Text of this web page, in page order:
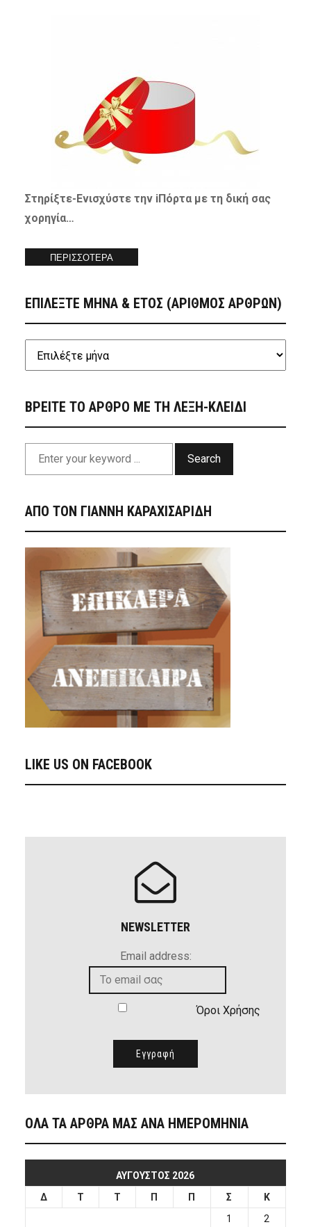
Στηρίξτε-Ενισχύστετην iΠόρτα με τη δική σας
χορηγία…
ΠΕΡΙΣΣΟΤΕΡΑ
ΕΠΙΛΕΞΤΕ ΜΗΝΑ & ΕΤΟΣ (ΑΡΙΘΜΟΣ ΑΡΘΡΩΝ)
ΒΡΕΙΤΕ ΤΟ ΑΡΘΡΟ ΜΕ ΤΗ ΛΕΞΗ-ΚΛΕΙΔΙ
Search
ΑΠΟ ΤΟΝ ΓΙΑΝΝΗ ΚΑΡΑΧΙΣΑΡΙΔΗ
LIKE US ON FACEBOOK
NEWSLETTER
Email address:
Όροι Χρήσης
ΟΛΑ ΤΑ ΑΡΘΡΑ ΜΑΣ ΑΝΑ ΗΜΕΡΟΜΗΝΙΑ
ΑΎΓΟΥΣΤΟΣ 2026
Δ
Τ Τ Π Π Σ
Κ
1
2